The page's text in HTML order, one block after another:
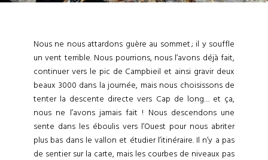
Nous ne nous attardons guère au sommet ; il y souffle
un vent terrible. Nous pourrions, nous l’avons déjà fait,
continuer vers le pic de Campbieil et ainsi gravir deux
beaux 3000 dans la journée, mais nous choisissons de
tenter la descente directe vers Cap de long… et ça,
nous ne l’avons jamais fait ! Nous descendons une
sente dans les éboulis vers l’Ouest pour nous abriter
plus bas dans le vallon et étudier l’itinéraire. Il n’y a pas
de sentier sur la carte, mais les courbes de niveaux pas